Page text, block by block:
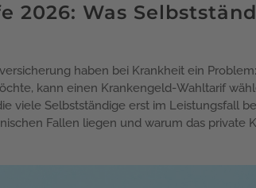
2026: Was
haben bei Krankheit ein
kann einen Krankengeld-Wahltarif
viele Selbstständige erst im Leistungsfall
Fallen liegen und warum das private